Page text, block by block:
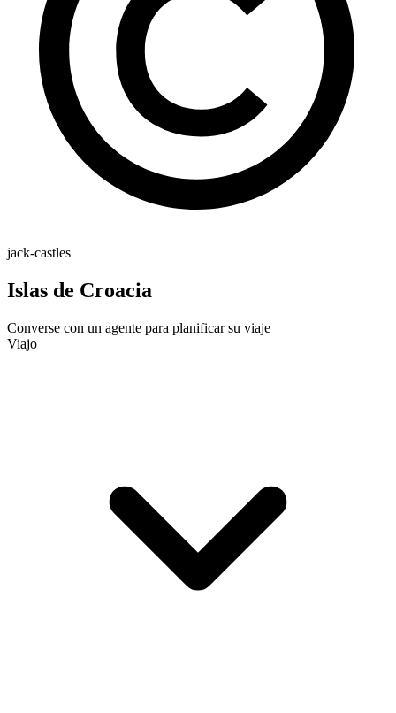
jack-castles
Islas de Croacia
Converse con un agente para planificar su viaje
Viajo